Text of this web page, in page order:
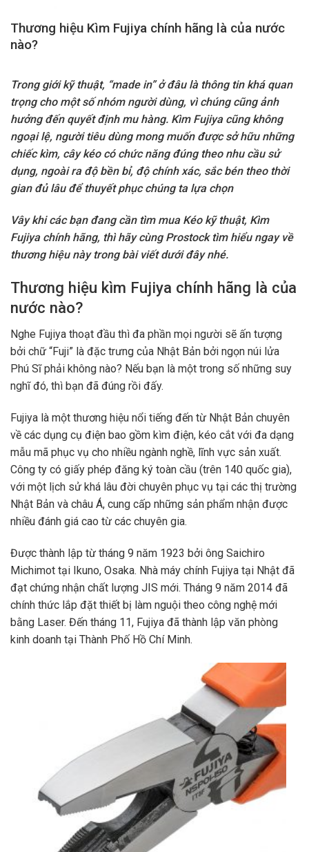
Thương hiệu Kìm Fujiya chính hãng là của nước
nào?
Trong giới kỹ thuật, “made in” ở đâu là thông tin khá quan
trọng cho một số nhóm người dùng, vì chúng cũng ảnh
hưởng đến quyết định mu hàng. Kìm Fujiya cũng không
ngoại lệ, người tiêu dùng mong muốn được sở hữu những
chiếc kìm, cây kéo có chức năng đúng theo nhu cầu sử
dụng, ngoài ra độ bền bỉ, độ chính xác, sắc bén theo thời
gian đủ lâu để thuyết phục chúng ta lựa chọn
Vây khi các bạn đang cần tìm mua Kéo kỹ thuật, Kìm
Fujiya chính hãng, thì hãy cùng Prostock tìm hiểu ngay về
thương hiệu này trong bài viết dưới đây nhé.
Thương hiệu kìm Fujiya chính hãng là của
nước nào?
Nghe Fujiya thoạt đầu thì đa phần mọi người sẽ ấn tượng
bởi chữ “Fuji” là đặc trưng của Nhật Bản bởi ngọn núi lửa
Phú Sĩ phải không nào? Nếu bạn là một trong số những suy
nghĩ đó, thì bạn đã đúng rồi đấy.
Fujiya là một thương hiệu nổi tiếng đến từ Nhật Bản chuyên
về các dụng cụ điện bao gồm kìm điện, kéo cắt với đa dạng
mẫu mã phục vụ cho nhiều ngành nghề, lĩnh vực sản xuất.
Công ty có giấy phép đăng ký toàn cầu (trên 140 quốc gia),
với một lịch sử khá lâu đời chuyên phục vụ tại các thị trường
Nhật Bản và châu Á, cung cấp những sản phẩm nhận được
nhiều đánh giá cao từ các chuyên gia.
Được thành lập từ tháng 9 năm 1923 bởi ông Saichiro
Michimot tại Ikuno, Osaka. Nhà máy chính Fujiya tại Nhật đã
đạt chứng nhận chất lượng JIS mới. Tháng 9 năm 2014 đã
chính thức lắp đặt thiết bị làm nguội theo công nghệ mới
bằng Laser. Đến tháng 11, Fujiya đã thành lập văn phòng
kinh doanh tại Thành Phố Hồ Chí Minh.